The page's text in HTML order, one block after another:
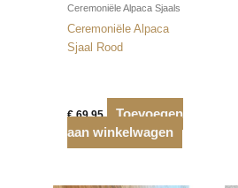
Ceremoniële Alpaca Sjaals
Ceremoniële Alpaca
Sjaal Rood
€69,95
Toevoegen
aan winkelwagen